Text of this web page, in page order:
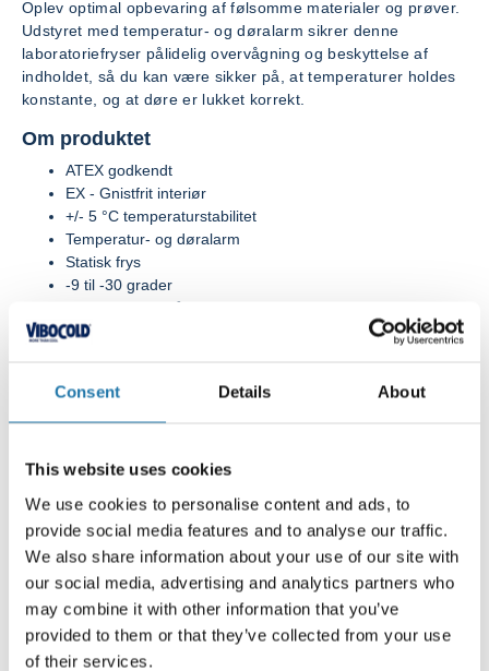
Consent Details About
This website uses cookies
We use cookies to personalise content and ads, to
provide social media features and to analyse our traffic.
We also share information about your use of our site with
our social media, advertising and analytics partners who
may combine it with other information that you’ve
provided to them or that they’ve collected from your use
of their services.
Oplev optimal opbevaring af følsomme materialer og prøver.
Udstyret med temperatur- og døralarm sikrer denne
laboratoriefryser pålidelig overvågning og beskyttelse af
indholdet, så du kan være sikker på, at temperaturer holdes
konstante, og at døre er lukket korrekt.
Om produktet
ATEX godkendt
EX - Gnistfrit interiør
+/- 5 °C temperaturstabilitet
Temperatur- og døralarm
Statisk frys
-9 til -30 grader
Nettovolumen på 242 l
Fordelene ved Medico SFFFG 4001
temperaturstabilitet på +/- 5 °C, er du sikker på et skab med
sikker og optimal opbevaring af følsomme materialer. Det
fryserummet, hvilket er ideelt til laboratorier.
Med et bredt temperaturområde fra -9 til -30 grader kan
skabet opbevare en bred vifte af materialer, alt efter deres
specifikke krav. Den rummelige kapacitet med nettovolumen
på 242 liter giver tilstrækkelig plads til opbevaring af
laboratorieprøver og materialer.